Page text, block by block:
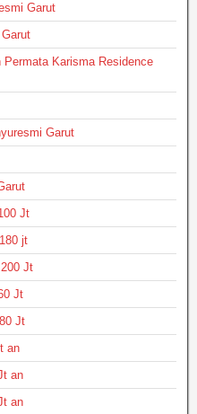
Garut
Permata Karisma Residence
Garut
Jt
jt
Jt
Jt
Jt
an
an
an